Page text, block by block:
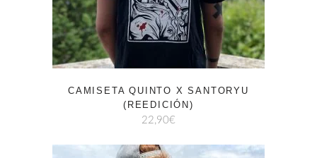
CAMISETA QUINTO X SANTORYU
(REEDICIÓN)
22,90€